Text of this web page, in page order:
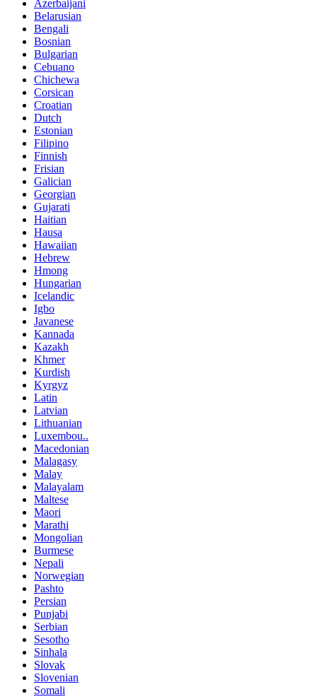
Azerbaijani
Belarusian
Bengali
Bosnian
Bulgarian
Cebuano
Chichewa
Corsican
Croatian
Dutch
Estonian
Filipino
Finnish
Frisian
Galician
Georgian
Gujarati
Haitian
Hausa
Hawaiian
Hebrew
Hmong
Hungarian
Icelandic
Igbo
Javanese
Kannada
Kazakh
Khmer
Kurdish
Kyrgyz
Latin
Latvian
Lithuanian
Luxembou..
Macedonian
Malagasy
Malay
Malayalam
Maltese
Maori
Marathi
Mongolian
Burmese
Nepali
Norwegian
Pashto
Persian
Punjabi
Serbian
Sesotho
Sinhala
Slovak
Slovenian
Somali